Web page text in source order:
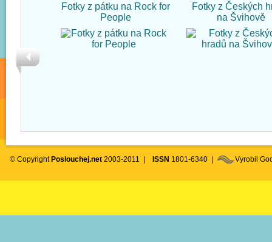
Fotky z pátku na Rock for
People
Fotky z Českých
na Švihově
© Copyright Poslouchej.net 2003-2011 | ISSN 1801-6340 | Vyrobil